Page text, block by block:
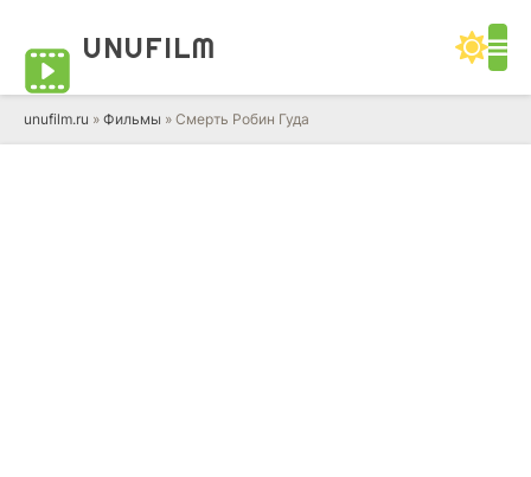
UNUFILM
unufilm.ru » Фильмы » Смерть Робин Гуда